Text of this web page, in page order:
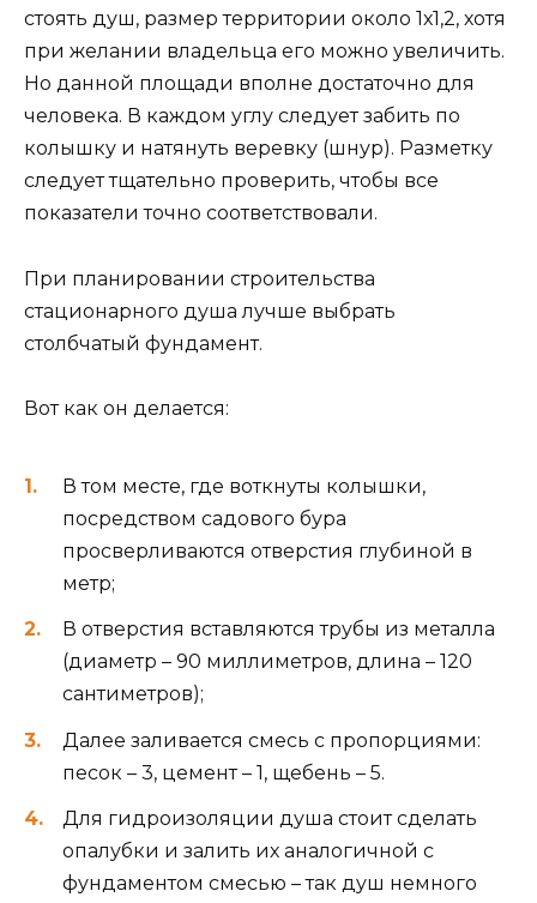
стоять душ, размер территории около 1х1,2, хотя
при желании владельца его можно увеличить.
Но данной площади вполне достаточно для
человека. В каждом углу следует забить по
колышку и натянуть веревку (шнур). Разметку
следует тщательно проверить, чтобы все
показатели точно соответствовали.
При планировании строительства
стационарного душа лучше выбрать
столбчатый фундамент.
Вот как он делается:
В том месте, где воткнуты колышки,
посредством садового бура
просверливаются отверстия глубиной в
метр;
В отверстия вставляются трубы из металла
(диаметр – 90 миллиметров, длина – 120
сантиметров);
Далее заливается смесь с пропорциями:
песок – 3, цемент – 1, щебень – 5.
Для гидроизоляции душа стоит сделать
опалубки и залить их аналогичной с
фундаментом смесью – так душ немного